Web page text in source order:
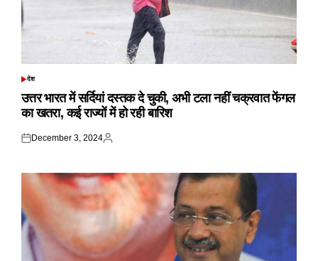
POSTED
देश
उत्तर भारत में सर्दियां दस्तक दे चुकी, अभी टला नहीं चक्रवात फेंगल
का खतरा, कई राज्यों में हो रही बारिश
Posted
December 3, 2024
Posted